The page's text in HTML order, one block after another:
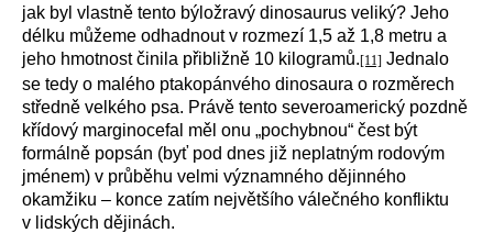
jak byl vlastně tento býložravý dinosaurus veliký? Jeho
délku můžeme odhadnout v rozmezí 1,5 až 1,8 metru a
jeho hmotnost činila přibližně 10 kilogramů.[11] Jednalo
se tedy o malého ptakopánvého dinosaura o rozměrech
středně velkého psa. Právě tento severoamerický pozdně
křídový marginocefal měl onu „pochybnou“ čest být
formálně popsán (byť pod dnes již neplatným rodovým
jménem) v průběhu velmi významného dějinného
okamžiku – konce zatím největšího válečného konfliktu
v lidských dějinách.